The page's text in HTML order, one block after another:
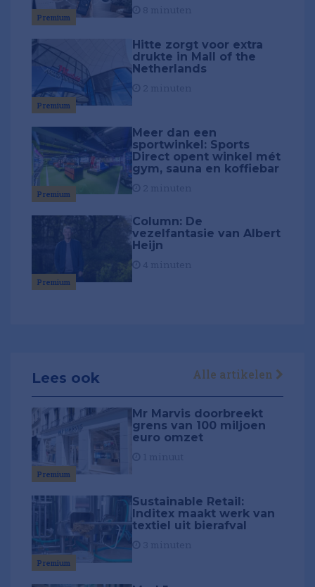
Premium
Premium
Hitte zorgt voor extra
drukte in Mall of the
Netherlands
Premium
Meer dan een
sportwinkel: Sports
Direct opent winkel mét
gym, sauna en koffiebar
Premium
Column: De
vezelfantasie van Albert
Heijn
Lees ook Alle artikelen
Premium
Mr Marvis doorbreekt
grens van 100 miljoen
euro omzet
Premium
Sustainable Retail:
Inditex maakt werk van
textiel uit bierafval